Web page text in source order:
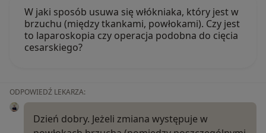
W jaki sposób usuwa się włókniaka, który jest w
brzuchu (między tkankami, powłokami). Czy jest
to laparoskopia czy operacja podobna do cięcia
cesarskiego?
ODPOWIEDŹ LEKARZA:
Dzień dobry. Jeżeli zmiana występuje w